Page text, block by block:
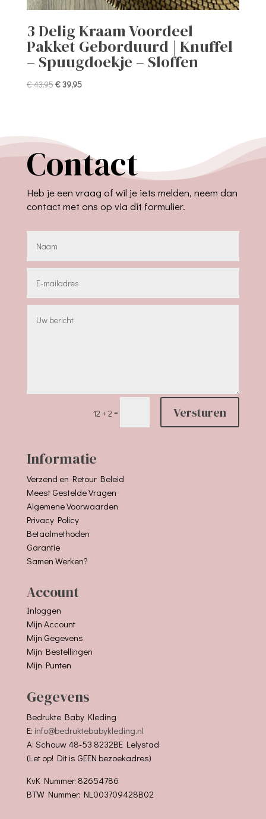
3 Delig Kraam Voordeel
Pakket Geborduurd | Knuffel
– Spuugdoekje – Sloffen
€43,95Oorspronkelijke
€39,95Huidige
Contact
Heb je een vraag of wil je iets melden, neem dan
contact met ons op via dit formulier.
12 + 2 = Versturen
Informatie
Verzend en Retour Beleid
Meest Gestelde Vragen
Algemene Voorwaarden
Privacy Policy
Betaalmethoden
Garantie
Samen Werken?
Account
Inloggen
Mijn Account
Mijn Gegevens
Mijn Bestellingen
Mijn Punten
Gegevens
Bedrukte Baby Kleding
E: info@bedruktebabykleding.nl
A: Schouw 48-53 8232BE Lelystad
(Let op! Dit is GEEN bezoekadres)
KvK Nummer: 82654786
BTW Nummer: NL003709428B02